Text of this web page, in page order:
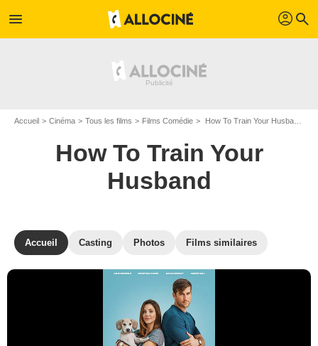
menu profil search
Accueil Cinéma Tous les films Films Comédie How To Train Your Husband de Sandra Martin
How To Train Your
Husband
Accueil Casting Photos Films similaires